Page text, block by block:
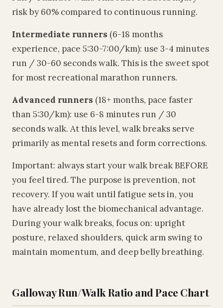
risk by 60% compared to continuous running.
Intermediate runners (6-18 months
experience, pace 5:30-7:00/km): use 3-4 minutes
run / 30-60 seconds walk. This is the sweet spot
for most recreational marathon runners.
Advanced runners (18+ months, pace faster
than 5:30/km): use 6-8 minutes run / 30
seconds walk. At this level, walk breaks serve
primarily as mental resets and form corrections.
Important: always start your walk break BEFORE
you feel tired. The purpose is prevention, not
recovery. If you wait until fatigue sets in, you
have already lost the biomechanical advantage.
During your walk breaks, focus on: upright
posture, relaxed shoulders, quick arm swing to
maintain momentum, and deep belly breathing.
Galloway Run/Walk Ratio and Pace Chart